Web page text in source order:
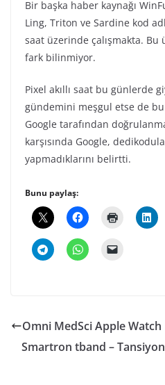
Bir başka haber kaynağı
Ling, Triton ve Sardine kod
saat üzerinde çalışmakta. Bu
fark bilinmiyor.
Pixel akıllı saat bu günlerde
gündemini meşgul etse de
Google tarafından
karşısında Google,
yapmadıklarını belirtti.
Bunu paylaş:
Omni MedSci Apple Watch
Smartron tband – Tansiyon